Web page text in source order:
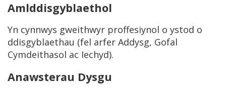
Amlddisgyblaethol
Yn cynnwys gweithwyr proffesiynol o ystod o
ddisgyblaethau (fel arfer Addysg, Gofal
Cymdeithasol ac Iechyd).
Anawsterau Dysgu